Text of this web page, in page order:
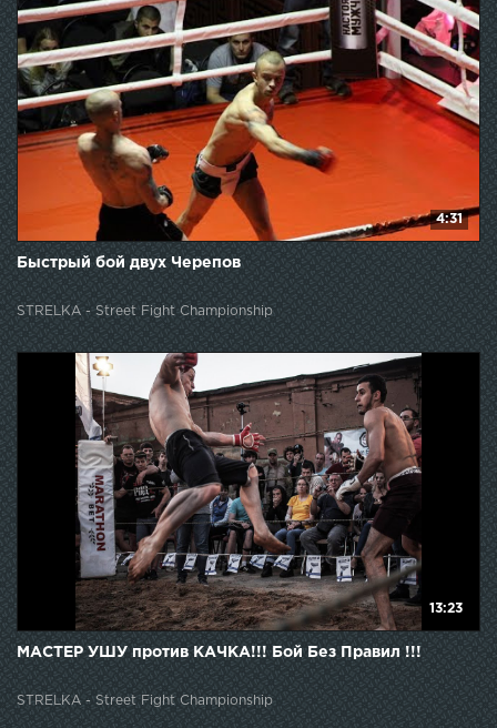
4:31
Быстрый бой двух Черепов
STRELKA - Street Fight Championship
13:23
МАСТЕР УШУ против КАЧКА!!! Бой Без Правил !!!
STRELKA - Street Fight Championship